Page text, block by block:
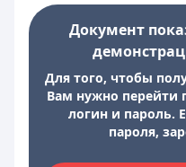
Документ
Для того, чтобы
Вам нужно перейти
логин и пароль.
пароля,